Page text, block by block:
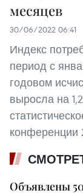
месяцев
30/06/2022 06:41
Индекс
период с
годовом
выросла на
конференции
Объявлены